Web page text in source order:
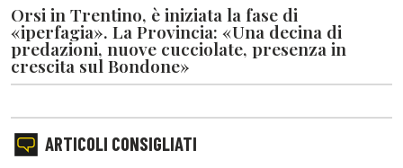
Orsi in Trentino, è iniziata la fase di
«iperfagia». La Provincia: «Una decina di
predazioni, nuove cucciolate, presenza in
crescita sul Bondone»
ARTICOLI CONSIGLIATI